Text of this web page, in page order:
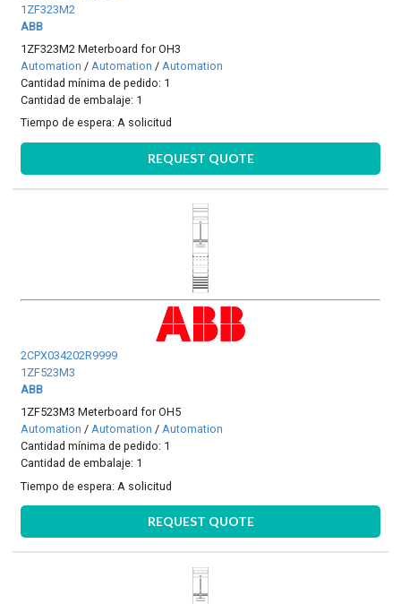
1ZF323M2
ABB
1ZF323M2 Meterboard for OH3
Automation / Automation / Automation
Cantidad mínima de pedido: 1
Cantidad de embalaje: 1
Tiempo de espera:A solicitud
REQUEST QUOTE
2CPX034202R9999
1ZF523M3
ABB
1ZF523M3 Meterboard for OH5
Automation /Automation /Automation
Cantidad mínima de pedido: 1
Cantidad de embalaje: 1
Tiempo de espera: A solicitud
REQUEST QUOTE